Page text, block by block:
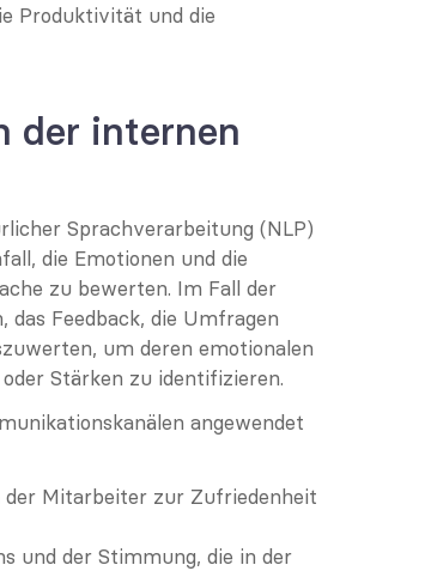
Produktivität und die
der internen
Sprachverarbeitung (NLP)
die Emotionen und die
zu bewerten. Im Fall der
Feedback, die Umfragen
um deren emotionalen
Stärken zu identifizieren.
angewendet
Mitarbeiter zur Zufriedenheit
und der Stimmung, die in der